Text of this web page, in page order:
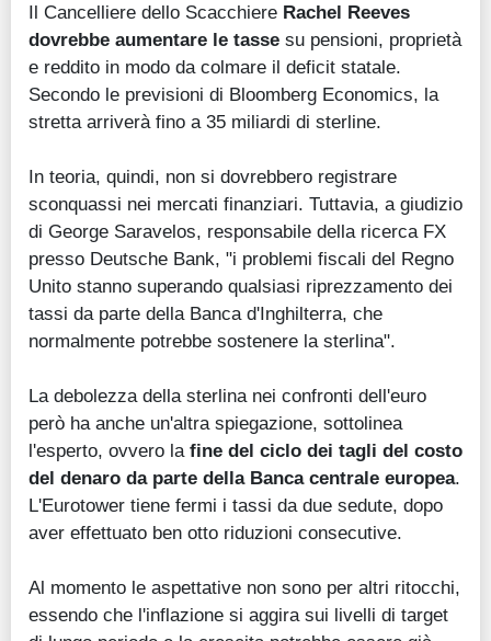
Il Cancelliere dello Scacchiere Rachel Reeves
dovrebbe aumentare le tasse su pensioni, proprietà
e reddito in modo da colmare il deficit statale.
Secondo le previsioni di Bloomberg Economics, la
stretta arriverà fino a 35 miliardi di sterline.
In teoria, quindi, non si dovrebbero registrare
sconquassi nei mercati finanziari. Tuttavia, a giudizio
di George Saravelos, responsabile della ricerca FX
presso Deutsche Bank, "i problemi fiscali del Regno
Unito stanno superando qualsiasi riprezzamento dei
tassi da parte della Banca d'Inghilterra, che
normalmente potrebbe sostenere la sterlina".
La debolezza della sterlina nei confronti dell'euro
però ha anche un'altra spiegazione, sottolinea
l'esperto, ovvero la fine del ciclo dei tagli del costo
del denaro da parte della Banca centrale europea.
L'Eurotower tiene fermi i tassi da due sedute, dopo
aver effettuato ben otto riduzioni consecutive.
Al momento le aspettative non sono per altri ritocchi,
essendo che l'inflazione si aggira sui livelli di target